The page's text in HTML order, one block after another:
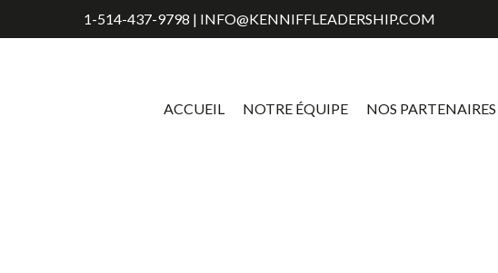
1-514-437-9798 | INFO@KENNIFFLEADERSHIP.COM
ACCUEIL NOTRE ÉQUIPE NOS PARTENAIRES